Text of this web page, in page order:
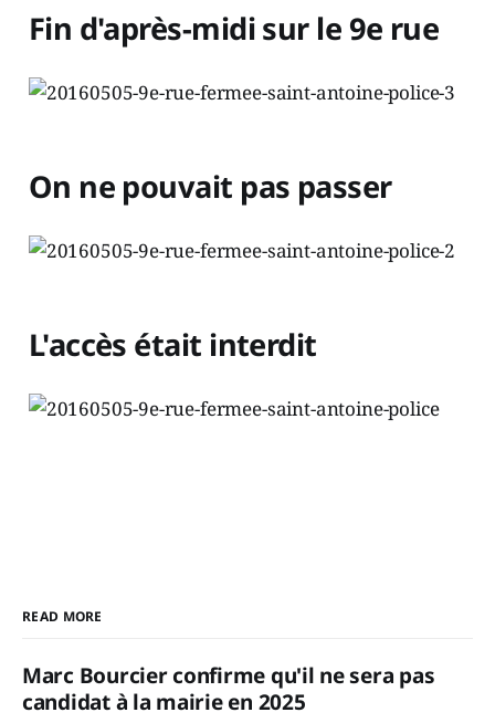
Fin d'après-midi sur le 9e rue
On ne pouvait pas passer
L'accès était interdit
READ MORE
Marc Bourcier confirme qu'il ne sera pas
candidat à la mairie en 2025